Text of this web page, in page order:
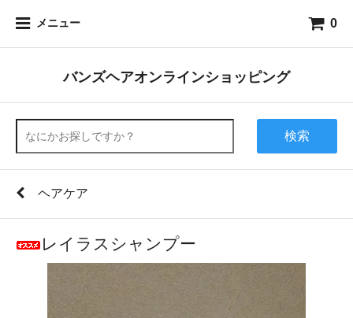
メニュー 0
バンズヘアオンラインショッピング
検索
ヘアケア
レイラスシャンプー